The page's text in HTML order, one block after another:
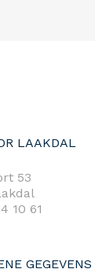
LAAKDAL
53
10 61
GEGEVENS